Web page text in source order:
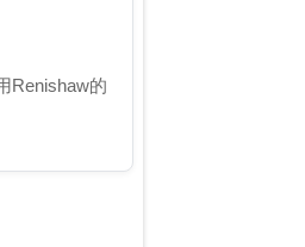
Renishaw的